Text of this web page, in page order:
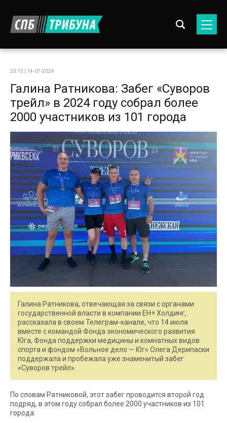
23:15 | 14-07-2024
Галина Ратникова: Забег «Суворов
трейл» в 2024 году собрал более
2000 участников из 101 города
Галина Ратникова, отвечающая за связи с органами
государственной власти в компании ЕН+ Холдинг,
рассказала в своем Телеграм-канале, что 14 июля
вместе с командой Фонда экономического развития
Юга, Фонда поддержки медицины и комнатных видов
спорта и фондом «Вольное дело — Юг» Олега Дерипаски
поддержала и пробежала уже знаменитый забег
«Суворов трейл».
По словам Ратниковой, этот забег проводится второй год
подряд, в этом году собрал более 2000 участников из 101
города.